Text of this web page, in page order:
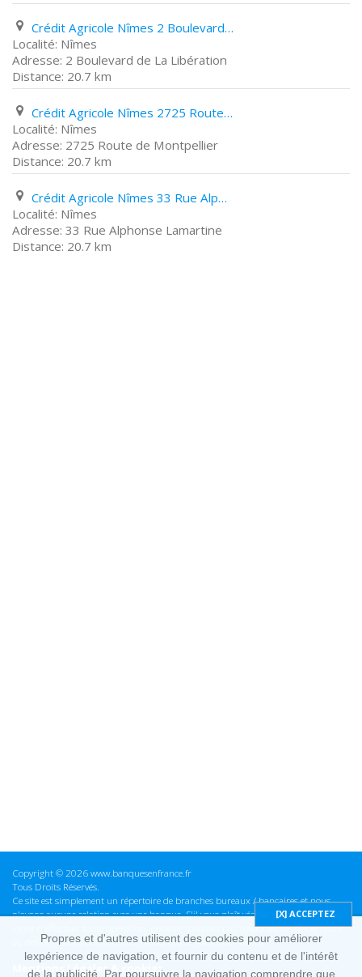
Crédit Agricole Nîmes 2 Boulevard de La Libération
Nîmes
2 Boulevard de La Libération
20.7 km
Crédit Agricole Nîmes 2725 Route de Montpellier
Nîmes
2725 Route de Montpellier
20.7 km
Crédit Agricole Nîmes 33 Rue Alphonse Lamartine
Nîmes
33 Rue Alphonse Lamartine
20.7 km
Copyright © 2026 www.banquesenfrance.fr
Tous Droits Réservés.
Ce site est simplement un répertoire de branches bureaux / bancaires et nous
n'avons aucune relation avec une banque. S'il vous plaît vérifier ces informations
avant d'effectuer toute opération, nous ne sommes pas responsables des erreurs
ou des omissions dans les informations que nous fournissons.
Mentions Légales & cookies
Propres et d'autres utilisent des cookies pour améliorer
lexpérience de navigation, et fournir du contenu et de l'intérêt
de la publicité. Par poursuivre la navigation comprendre que